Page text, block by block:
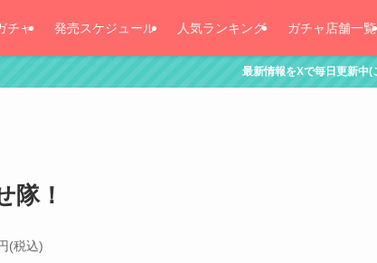
チャ 発売スケジュール 人気ランキング ガチャ店舗一覧
最新情報をXで毎日更新中(ここをタッチ！)
隊！
(税込)